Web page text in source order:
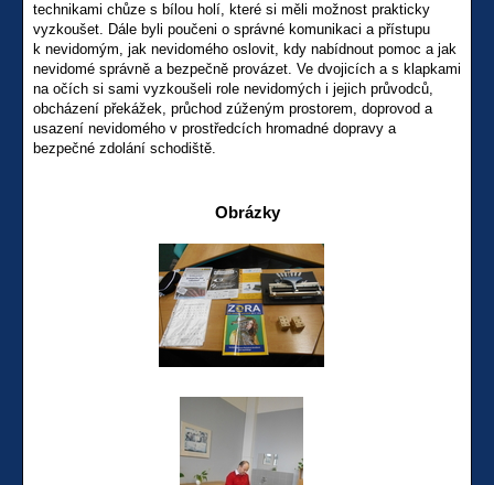
technikami chůze s bílou holí, které si měli možnost prakticky
vyzkoušet. Dále byli poučeni o správné komunikaci a přístupu
k nevidomým, jak nevidomého oslovit, kdy nabídnout pomoc a jak
nevidomé správně a bezpečně provázet. Ve dvojicích a s klapkami
na očích si sami vyzkoušeli role nevidomých i jejich průvodců,
obcházení překážek, průchod zúženým prostorem, doprovod a
usazení nevidomého v prostředcích hromadné dopravy a
bezpečné zdolání schodiště.
Obrázky